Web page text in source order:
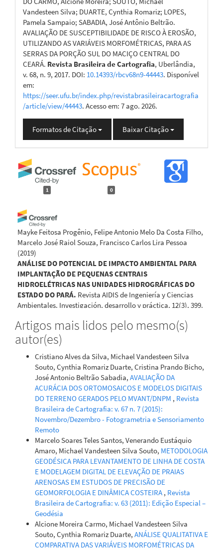
Vandesteen Silva; DUARTE, Cynthia Romariz; LOPES,
Pamela Sampaio; SABADIA, José Antônio Beltrão.
AVALIAÇÃO DE SUSCEPTIBILIDADE DE RISCO À EROSÃO,
UTILIZANDO AS VARIÁVEIS MORFOMÉTRICAS, PARA AS
SERRAS DA PORÇÃO SUL DO MACIÇO CENTRAL DO
CEARÁ. Revista Brasileira de Cartografia, Uberlândia,
v. 68, n. 9, 2017. DOI: 10.14393/rbcv68n9-44443. Disponível
em:
https://seer.ufu.br/index.php/revistabrasileiracartografia
/article/view/44443. Acesso em: 7 ago. 2026.
Formatos de Citação Baixar Citação
1 0
Mayke Feitosa Progênio, Felipe Antonio Melo Da Costa Filho,
Marcelo José Raiol Souza, Francisco Carlos Lira Pessoa
(2019)
ANÁLISE DO POTENCIAL DE IMPACTO AMBIENTAL PARA
IMPLANTAÇÃO DE PEQUENAS CENTRAIS
HIDROELÉTRICAS NAS UNIDADES HIDROGRÁFICAS DO
ESTADO DO PARÁ. Revista AIDIS de Ingeniería y Ciencias
Ambientales. Investigación, desarrollo y práctica, 12(3), 399.
Artigos mais lidos pelo mesmo(s)
autor(es)
Cristiano Alves da Silva, Michael Vandesteen Silva
Souto, Cynthia Romariz Duarte, Cristina Prando Bicho,
José Antonio Beltrão Sabadia, AVALIAÇÃO DA
ACURÁCIA DOS ORTOMOSAICOS E MODELOS DIGITAIS
DO TERRENO GERADOS PELO ΜVANT/DNPM , Revista
Brasileira de Cartografia: v. 67 n. 7 (2015):
Novembro/Dezembro - Fotogrametria e Sensoriamento
Remoto
Marcelo Soares Teles Santos, Venerando Eustáquio
Amaro, Michael Vandesteen Silva Souto, METODOLOGIA
GEODÉSICA PARA LEVANTAMENTO DE LINHA DE COSTA
E MODELAGEM DIGITAL DE ELEVAÇÃO DE PRAIAS
ARENOSAS EM ESTUDOS DE PRECISÃO DE
GEOMORFOLOGIA E DINÂMICA COSTEIRA , Revista
Brasileira de Cartografia: v. 63 (2011): Edição Especial –
Geodésia
Alcione Moreira Carmo, Michael Vandesteen Silva
Souto, Cynthia Romariz Duarte, ANÁLISE QUALITATIVA E
COMPARATIVA DAS VARIÁVEIS MORFOMÉTRICAS DA